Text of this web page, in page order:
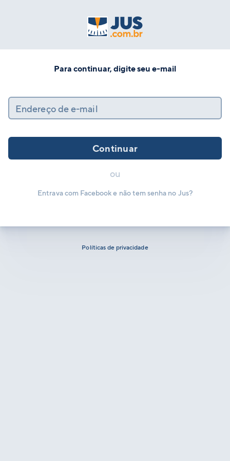
Para continuar, digite seu e-mail
Endereço de e-mail
Continuar
ou
Entrava com Facebook e não tem senha no Jus?
Políticas de privacidade